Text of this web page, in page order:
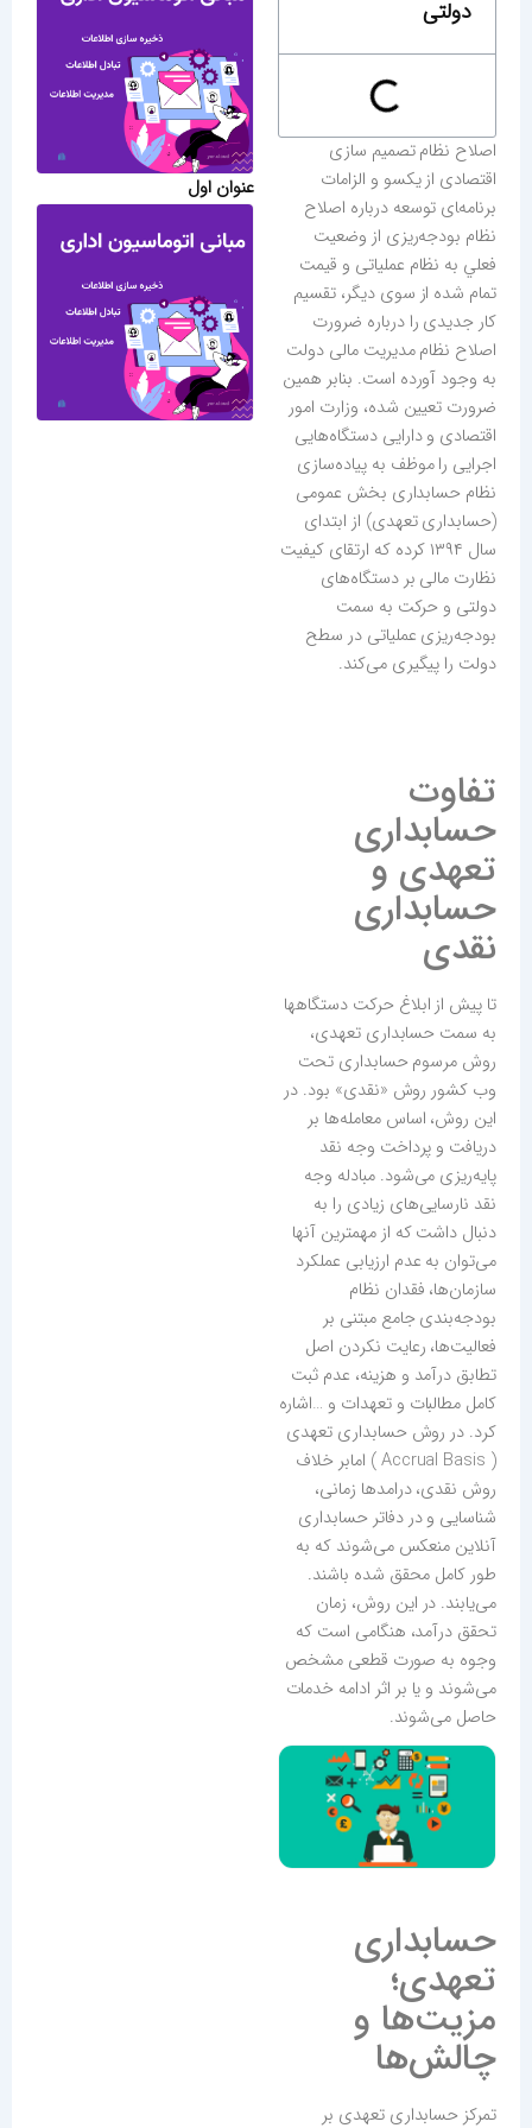
دولتی
ﺍﺻﻼﺡ ﻧﻈﺎﻡ ﺗﺼﻤﻴﻢ ﺳﺎﺯی
ﺍﻗﺘﺼﺎﺩی ﺍﺯ ﻳﻜﺴﻮ و ﺍﻟﺰﺍﻣﺎﺕ
ﺑﺮﻧﺎﻣﻪ‌ﺎی ﺗﻮﺳﻌﻪ ﺩﺭباره ﺍﺻﻼﺡ
ﻧﻈﺎﻡ ﺑﻮﺩﺟﻪ‌ﺭﻳﺰی ﺍﺯ ﻭﺿﻌﻴﺖ
ﻓﻌﻠﻲ ﺑﻪ ﻧﻈﺎﻡ ﻋﻤﻠﻴﺎتی ﻭ ﻗﻴﻤﺖ
ﺗﻤﺎﻡ ﺷﺪﻩ ﺍﺯ ﺳﻮی ﺩﻳﮕﺮ، ﺗﻘﺴﻴﻢ
ﻛﺎﺭ ﺟﺪﻳﺪی ﺭﺍ ﺩﺭباره ﺿﺮﻭﺭﺕ
ﺍﺻﻼﺡ ﻧﻈﺎﻡ ﻣﺪﻳﺮﻳﺖ ﻣﺎلی ﺩﻭﻟﺖ
ﺑﻪ ﻭﺟﻮﺩ ﺁﻭﺭﺩه است. بنابر همین
ضرورت تعیین شده، وزارت امور
اقتصادی و دارایی دستگاه‌هایی
اجرایی را موظف به پیاده‌سازی
نظام حسابداری بخش عمومی
(حسابداری تعهدی) از ابتدای
سال ۱۳۹۴ کرده که ارتقای کیفیت
نظارت مالی بر دستگاه‌های
دولتی و حرکت به سمت
بودجه‌ریزی عملیاتی در سطح
دولت را پیگیری می‌کند.
تفاوت
حسابداری
تعهدی و
حسابداری
نقدی
تا پیش از ابلاغ حرکت دستگاهها
به سمت حسابداری تعهدی،
روش مرسوم حسابداری تحت
وب کشور روش «نقدی» بود. در
این روش، اساس معامله‌ها بر
دریافت و پرداخت وجه نقد
پایه‌‌ریزی می‌شود. مبادله وجه
نقد نارسایی‌های زیادی را به
دنبال داشت که از مهمترین آنها
می‌توان به عدم ارزیابی عملکرد
سازمان‌ها، فقدان نظام
بودجه‌بندی جامع مبتنی بر
فعالیت‌ها، رعایت نکردن اصل
تطابق درآمد و هزینه، عدم ثبت
کامل مطالبات و تعهدات و …اشاره
کرد. در روش حسابداری تعهدی
( Accrual Basis ) امابر خلاف
روش نقدی، درامدها زمانی،
شناسایی و در دفاتر حسابداری
آنلاین منعکس می‌شوند که به
طور کامل محقق شده باشند.
می‌یابند. در این روش، زمان
تحقق درآمد، هنگامی است که
وجوه به صورت قطعی مشخص
می‌شوند و یا بر اثر ادامه خدمات
حاصل می‌شوند.
حسابداری
تعهدی؛
مزیت‌ها و
چالش‌ها
تمرکز حسابداری تعهدی بر
عنوان اول